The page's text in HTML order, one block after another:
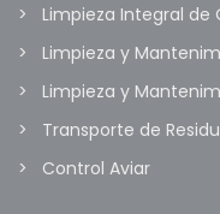
Limpieza Integral de
Limpieza y
Limpieza y
Transporte de
Control Aviar